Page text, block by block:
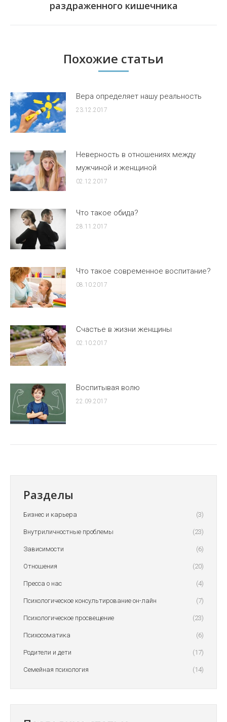
раздраженного кишечника
Похожие статьи
Вера определяет нашу реальность
23.12.2017
Неверность в отношениях между
мужчиной и женщиной
02.12.2017
Что такое обида?
28.11.2017
Что такое современное воспитание?
08.10.2017
Счастье в жизни женщины
02.10.2017
Воспитывая волю
22.09.2017
Разделы
Бизнес и карьера (3)
Внутриличностные проблемы (23)
Зависимости (6)
Отношения (20)
Пресса о нас (4)
Психологическое консультирование он-лайн (7)
Психологическое просвещение (23)
Психосоматика (6)
Родители и дети (17)
Семейная психология (14)